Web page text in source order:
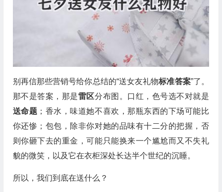
别再信那些营销号给你总结的“送女友礼物标准答案”了。
那不是答案，那是雷区分布图。口红，色号选不对就是
送命题 ；香水，味道她不喜欢，那瓶东西的下场可能比
你还惨；包包，除非你对她的品味有十二分的把握，否
则你砸下去的重金，可能只能换来一个尴尬而又不失礼
貌的微笑，以及它在衣柜深处长达半个世纪的沉睡。
所以，我们到底在送什么？